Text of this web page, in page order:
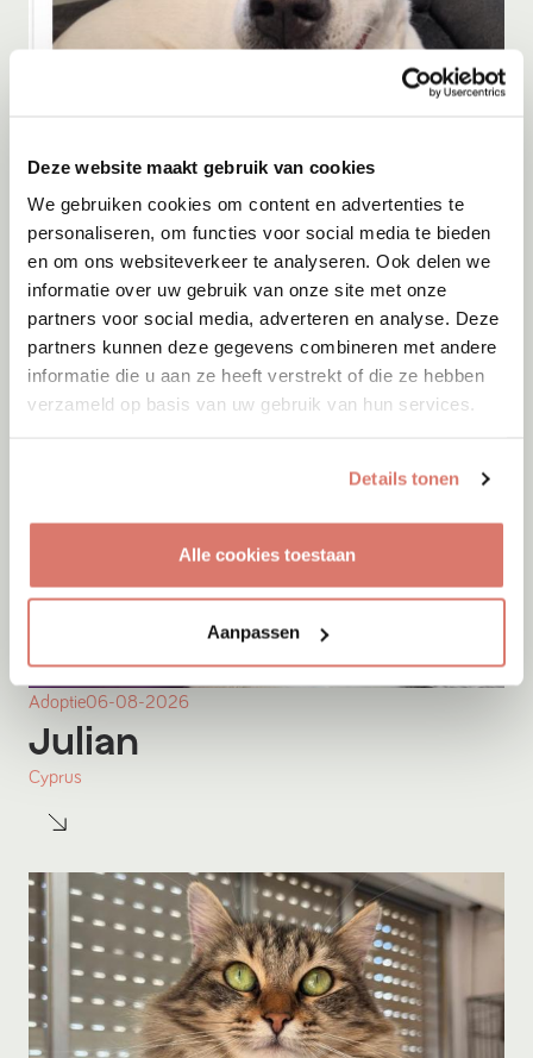
Deze website maakt gebruik van cookies
We gebruiken cookies om content en advertenties te
personaliseren, om functies voor social media te bieden
en om ons websiteverkeer te analyseren. Ook delen we
informatie over uw gebruik van onze site met onze
partners voor social media, adverteren en analyse. Deze
partners kunnen deze gegevens combineren met andere
informatie die u aan ze heeft verstrekt of die ze hebben
verzameld op basis van uw gebruik van hun services.
Details tonen
Alle cookies toestaan
Aanpassen
Adoptie07-08-2026
Bulut
Adoptie06-08-2026
Julian
Cyprus